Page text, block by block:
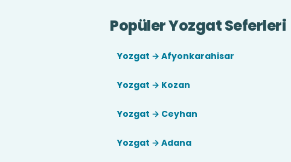
Popüler Yozgat Seferleri
Yozgat → Afyonkarahisar
Yozgat → Kozan
Yozgat → Ceyhan
Yozgat → Adana